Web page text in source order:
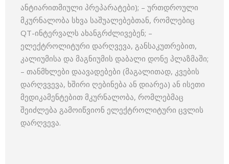
ანტიარითმიული პრეპარატები); – ურთდროული
მკურნალობა სხვა საშუალებებთან, რომლებიც
QT-ინტერვალს ახანგრძლივებენ; –
ელექტროლიტური დარღვევა, განსაკუთრებით,
კალიუმისა და მაგნიუმის დაბალი დონე პლაზმაში;
– თანმხლები დაავადებები (მაგალითად, კვების
დარღვვევა, ხშირი ღებინება ან დიარეა) ან ისეთი
მედიკამენტებით მკურნალობა, რომლებმაც
შეიძლება გამოიწვიონ ელექტროლიტური ცვლის
დარღვევა.